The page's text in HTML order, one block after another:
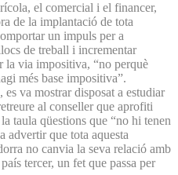
el comercial i el financer,
de la implantació de tota
un impuls per a
de treball i incrementar
la via impositiva, “no perquè
més base impositiva”.
va mostrar disposat a estudiar
al conseller que aprofiti
taula qüestions que “no hi tenen
advertir que tota aquesta
no canvia la seva relació amb
tercer, un fet que passa per